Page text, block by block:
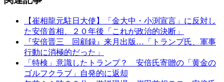
【崔相龍元駐日大使】「金大中・小渕宣言」に反対し
た安倍首相、２０年後「これが政治的決断」
『安倍晋三 回顧録』来月出版…「トランプ氏、軍事
行動に消極的だった」
「特検」意識したトランプ？ 安倍氏寄贈の「黄金の
ゴルフクラブ」自発的に返却